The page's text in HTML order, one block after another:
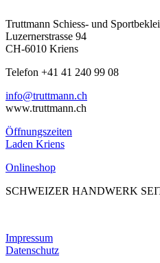
Truttmann Schiess- und
Luzernerstrasse 94
CH-6010 Kriens
Telefon +41 41 240 99 08
hc.nnamtturt@ofni
www.truttmann.ch
Öffnungszeiten
Laden Kriens
Onlineshop
SCHWEIZER HANDWERK
Impressum
Datenschutz